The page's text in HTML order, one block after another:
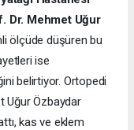
Dr. Mehmet Uğur
ölçüde düşüren bu
ise
belirtiyor. Ortopedi
Uğur Özbaydar
kas ve eklem